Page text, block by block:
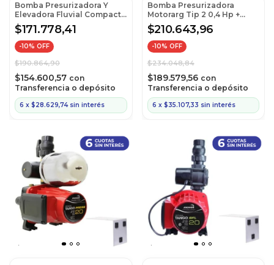
Bomba Presurizadora Y
Elevadora Fluvial Compact
Mini Hasta 2 Baños
$171.778,41
-10% OFF
$190.864,90
$154.600,57 con
Transferencia o depósito
6 x $28.629,74 sin interés
Bomba Presurizadora
Motorarg Tip 2 0,4 Hp +
Soporte y Protector MQ
$210.643,96
-10% OFF
$234.048,84
$189.579,56 con
Transferencia o depósito
6 x $35.107,33 sin interés